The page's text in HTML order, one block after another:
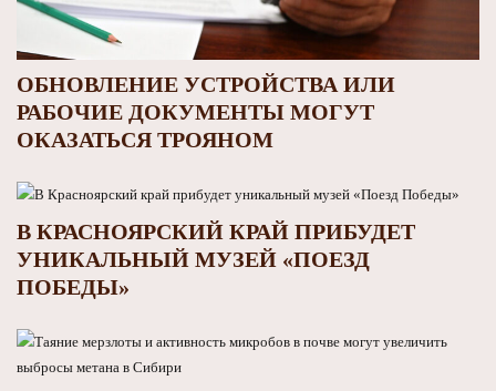
ОБНОВЛЕНИЕ УСТРОЙСТВА ИЛИ
РАБОЧИЕ ДОКУМЕНТЫ МОГУТ
ОКАЗАТЬСЯ ТРОЯНОМ
В КРАСНОЯРСКИЙ КРАЙ ПРИБУДЕТ
УНИКАЛЬНЫЙ МУЗЕЙ «ПОЕЗД
ПОБЕДЫ»